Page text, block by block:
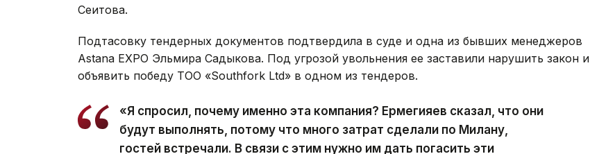
Сеитова.
Подтасовку тендерных документов подтвердила в суде и одна из бывших менеджеров
Astana EXPO Эльмира Садыкова. Под угрозой увольнения ее заставили нарушить закон и
объявить победу ТОО «Southfork Ltd» в одном из тендеров.
«Я спросил, почему именно эта компания? Ермегияев сказал, что они
будут выполнять, потому что много затрат сделали по Милану,
гостей встречали. В связи с этим нужно им дать погасить эти